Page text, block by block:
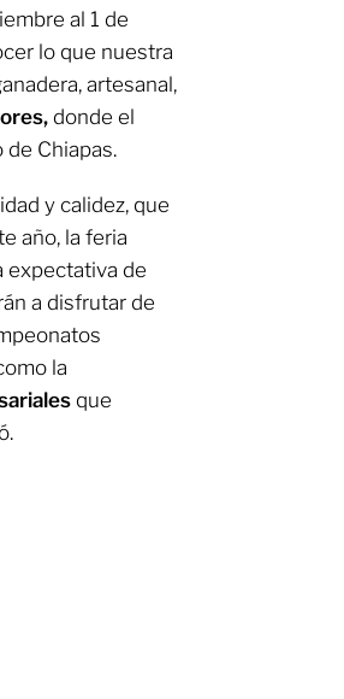
al 1 de
lo que nuestra
artesanal,
donde el
Chiapas.
y calidez, que
año, la feria
expectativa de
a disfrutar de
la
que